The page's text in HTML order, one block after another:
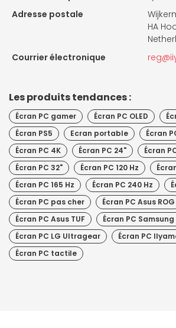
Adresse postale
HA
Courrier électronique
Les produits tendances :
Écran PC gamer Écran PC OLED
Écran PS5
Ecran portable
Écran
Écran PC 4K
Écran PC 24"
Écran
Écran PC 32"
Écran PC 120 Hz
Écran PC 165 Hz
Écran PC 240 Hz
Écran PC pas cher
Écran PC Asus ROG
Écran PC Asus TUF
Écran PC
Écran PC LG Ultragear
Écran PC
Écran PC tactile